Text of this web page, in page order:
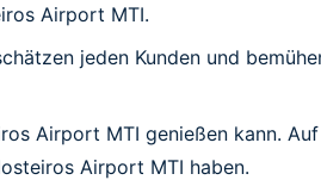
Airport MTI.
jeden Kunden und
Airport MTI genießen kann.
Airport MTI haben.